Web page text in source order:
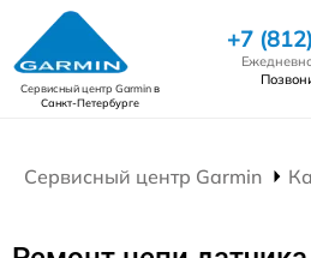
Сервисный центр Garminв
Санкт-Петербурге
+7
Сервисный центр Garmin